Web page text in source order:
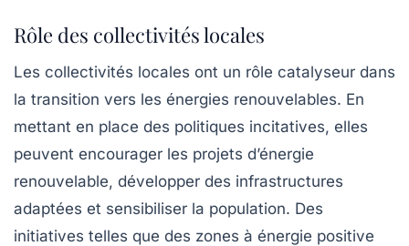
Rôle des collectivités locales
Les collectivités locales ont un rôle catalyseur dans
la transition vers les énergies renouvelables. En
mettant en place des politiques incitatives, elles
peuvent encourager les projets d’énergie
renouvelable, développer des infrastructures
adaptées et sensibiliser la population. Des
initiatives telles que des zones à énergie positive